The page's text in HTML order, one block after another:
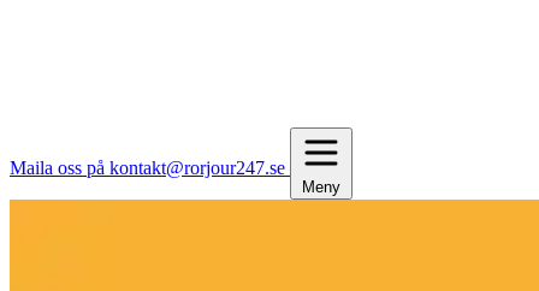
Maila oss på kontakt@rorjour247.se
Meny